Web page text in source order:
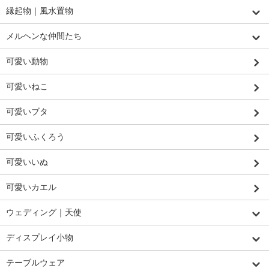
縁起物｜風水置物
メルヘンな仲間たち
可愛い動物
可愛いねこ
可愛いブタ
可愛いふくろう
可愛いいぬ
可愛いカエル
ウェディング｜天使
ディスプレイ小物
テーブルウェア